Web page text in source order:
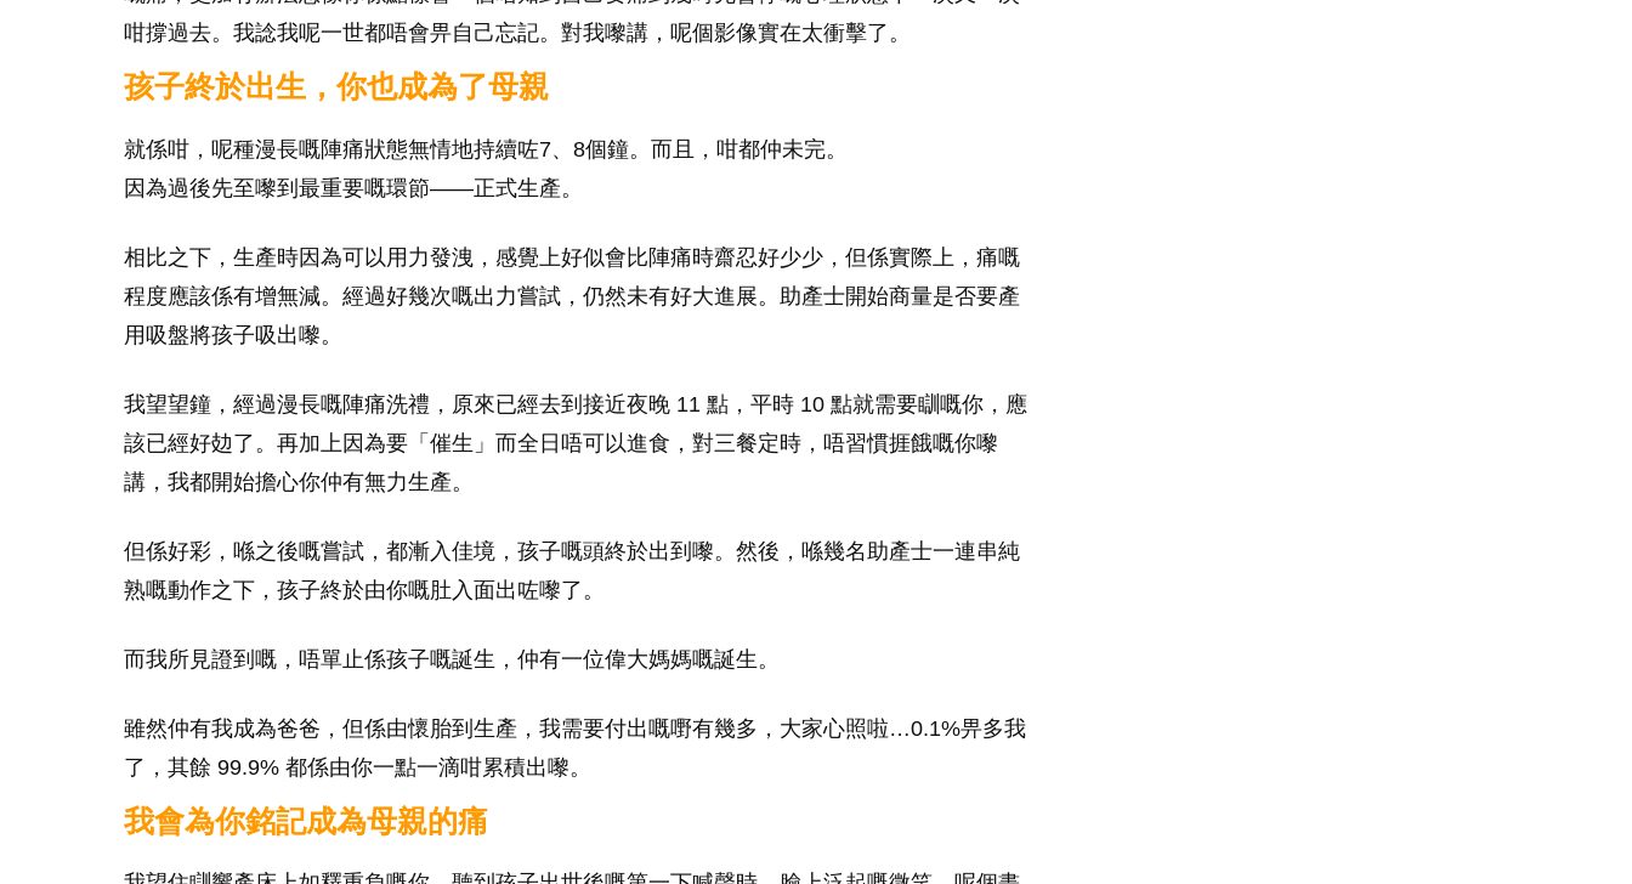
咁撐過去。我諗我呢一世都唔會畀自己忘記。對我嚟講，呢個影像實在太衝擊了。
孩子終於出生，你也成為了母親
就係咁，呢種漫長嘅陣痛狀態無情地持續咗7、8個鐘。而且，咁都仲未完。
因為過後先至嚟到最重要嘅環節——正式生產。
相比之下，生產時因為可以用力發洩，感覺上好似會比陣痛時齋忍好少少，但係實際上，痛嘅
程度應該係有增無減。經過好幾次嘅出力嘗試，仍然未有好大進展。助產士開始商量是否要產
用吸盤將孩子吸出嚟。
我望望鐘，經過漫長嘅陣痛洗禮，原來已經去到接近夜晚 11 點，平時 10 點就需要瞓嘅你，應
該已經好攰了。再加上因為要「催生」而全日唔可以進食，對三餐定時，唔習慣捱餓嘅你嚟
講，我都開始擔心你仲有無力生產。
但係好彩，喺之後嘅嘗試，都漸入佳境，孩子嘅頭終於出到嚟。然後，喺幾名助產士一連串純
熟嘅動作之下，孩子終於由你嘅肚入面出咗嚟了。
而我所見證到嘅，唔單止係孩子嘅誕生，仲有一位偉大媽媽嘅誕生。
雖然仲有我成為爸爸，但係由懷胎到生產，我需要付出嘅嘢有幾多，大家心照啦…0.1%畀多我
了，其餘 99.9% 都係由你一點一滴咁累積出嚟。
我會為你銘記成為母親的痛